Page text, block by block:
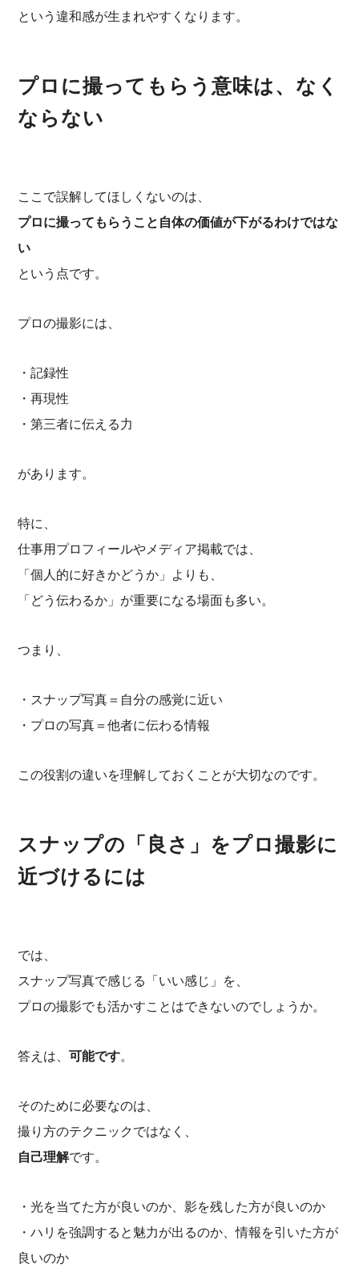
という違和感が生まれやすくなります。
プロに撮ってもらう意味は、なく
ならない
ここで誤解してほしくないのは、
プロに撮ってもらうこと自体の価値が下がるわけではな
い
という点です。
プロの撮影には、
・記録性
・再現性
・第三者に伝える力
があります。
特に、
仕事用プロフィールやメディア掲載では、
「個人的に好きかどうか」よりも、
「どう伝わるか」が重要になる場面も多い。
つまり、
・スナップ写真＝自分の感覚に近い
・プロの写真＝他者に伝わる情報
この役割の違いを理解しておくことが大切なのです。
スナップの「良さ」をプロ撮影に
近づけるには
では、
スナップ写真で感じる「いい感じ」を、
プロの撮影でも活かすことはできないのでしょうか。
答えは、可能です。
そのために必要なのは、
撮り方のテクニックではなく、
自己理解です。
・光を当てた方が良いのか、影を残した方が良いのか
・ハリを強調すると魅力が出るのか、情報を引いた方が
良いのか